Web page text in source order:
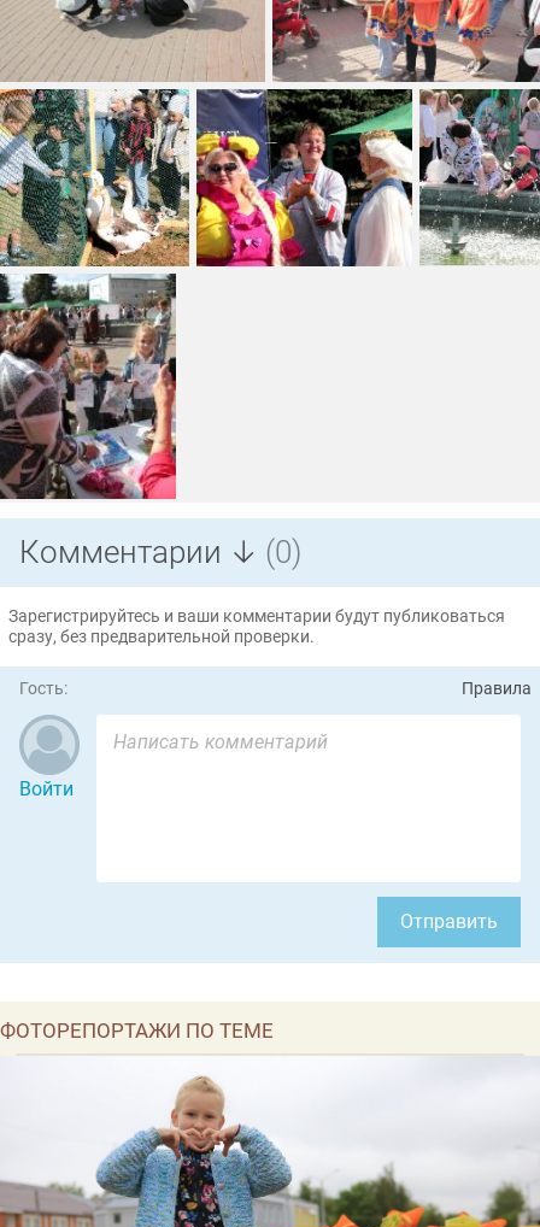
Комментарии ↓ (0)
Зарегистрируйтесь и ваши комментарии будут публиковаться
сразу, без предварительной проверки.
Гость: Правила
Войти
Отправить
ФОТОРЕПОРТАЖИ ПО ТЕМЕ